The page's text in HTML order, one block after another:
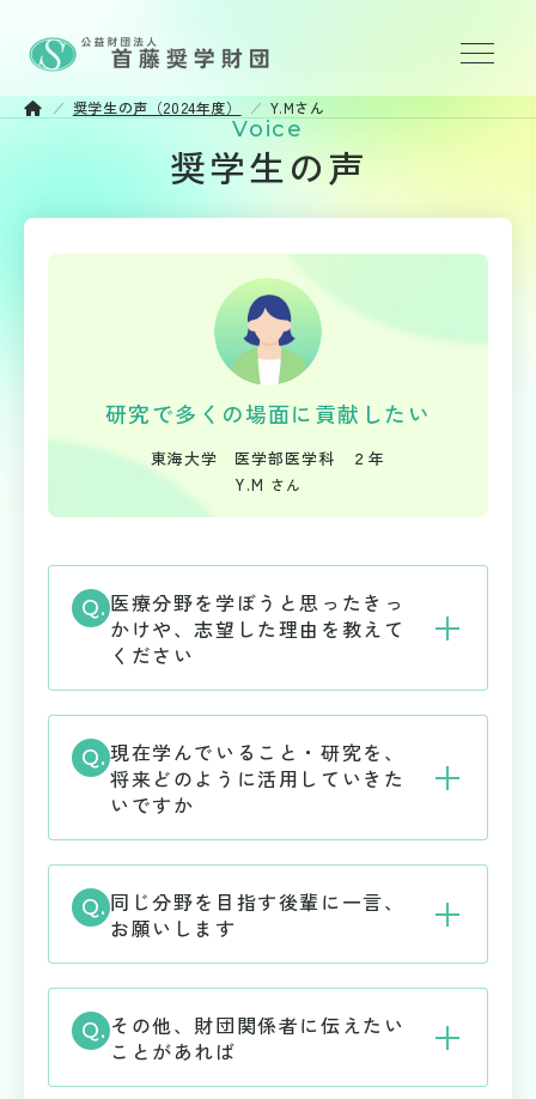
財団について
応募方法
プライバシーポリシー
お問い合わせ
サイトマップ
奨学生の声（2024年度） Y.Mさん
Voice
奨学生の声
研究で多くの場面に貢献したい
東海大学 医学部医学科 ２年
Y.M さん
医療分野を学ぼうと思ったきっ
かけや、志望した理由を教えて
ください
現在学んでいること・研究を、
将来どのように活用していきた
いですか
同じ分野を目指す後輩に一言、
お願いします
その他、財団関係者に伝えたい
ことがあれば